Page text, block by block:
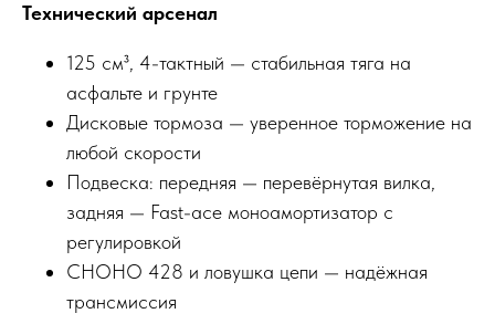
Технический арсенал
125 см³, 4-тактный — стабильная тяга на
асфальте и грунте
Дисковые тормоза — уверенное торможение на
любой скорости
Подвеска: передняя — перевёрнутая вилка,
задняя — Fast-ace моноамортизатор с
регулировкой
CHOHO 428 и ловушка цепи — надёжная
трансмиссия